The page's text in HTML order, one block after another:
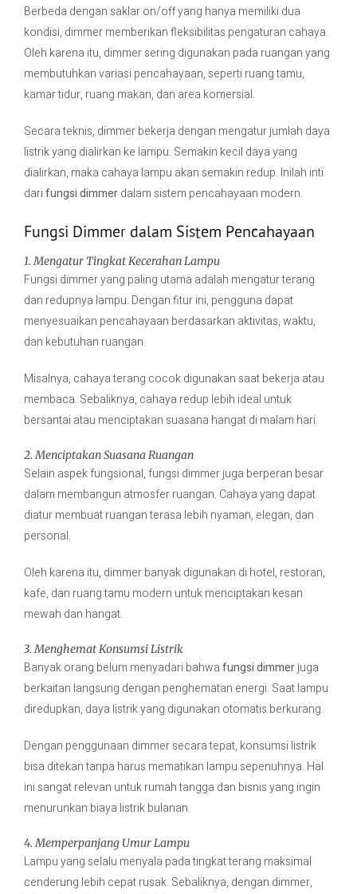
Berbeda dengan saklar on/off yang hanya memiliki dua
kondisi, dimmer memberikan fleksibilitas pengaturan cahaya.
Oleh karena itu, dimmer sering digunakan pada ruangan yang
membutuhkan variasi pencahayaan, seperti ruang tamu,
kamar tidur, ruang makan, dan area komersial.
Secara teknis, dimmer bekerja dengan mengatur jumlah daya
listrik yang dialirkan ke lampu. Semakin kecil daya yang
dialirkan, maka cahaya lampu akan semakin redup. Inilah inti
darifungsi dimmerdalam sistem pencahayaan modern.
Fungsi Dimmer dalam Sistem Pencahayaan
1. Mengatur Tingkat Kecerahan Lampu
Fungsi dimmer yang paling utama adalah mengatur terang
dan redupnya lampu. Dengan fitur ini, pengguna dapat
menyesuaikan pencahayaan berdasarkan aktivitas, waktu,
dan kebutuhan ruangan.
Misalnya, cahaya terang cocok digunakan saat bekerja atau
membaca. Sebaliknya, cahaya redup lebih ideal untuk
bersantai atau menciptakan suasana hangat di malam hari.
2. Menciptakan Suasana Ruangan
Selain aspek fungsional, fungsi dimmer juga berperan besar
dalam membangun atmosfer ruangan. Cahaya yang dapat
diatur membuat ruangan terasa lebih nyaman, elegan, dan
personal.
Oleh karena itu, dimmer banyak digunakan di hotel, restoran,
kafe, dan ruang tamu modern untuk menciptakan kesan
mewah dan hangat.
3. Menghemat Konsumsi Listrik
Banyak orang belum menyadari bahwafungsi dimmerjuga
berkaitan langsung dengan penghematan energi. Saat lampu
diredupkan, daya listrik yang digunakan otomatis berkurang.
Dengan penggunaan dimmer secara tepat, konsumsi listrik
bisa ditekan tanpa harus mematikan lampu sepenuhnya. Hal
ini sangat relevan untuk rumah tangga dan bisnis yang ingin
menurunkan biaya listrik bulanan.
4. Memperpanjang Umur Lampu
Lampu yang selalu menyala pada tingkat terang maksimal
cenderung lebih cepat rusak. Sebaliknya, dengan dimmer,